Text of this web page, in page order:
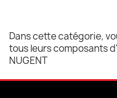
Dans cette catégorie,
tous leurs composants
NUGENT